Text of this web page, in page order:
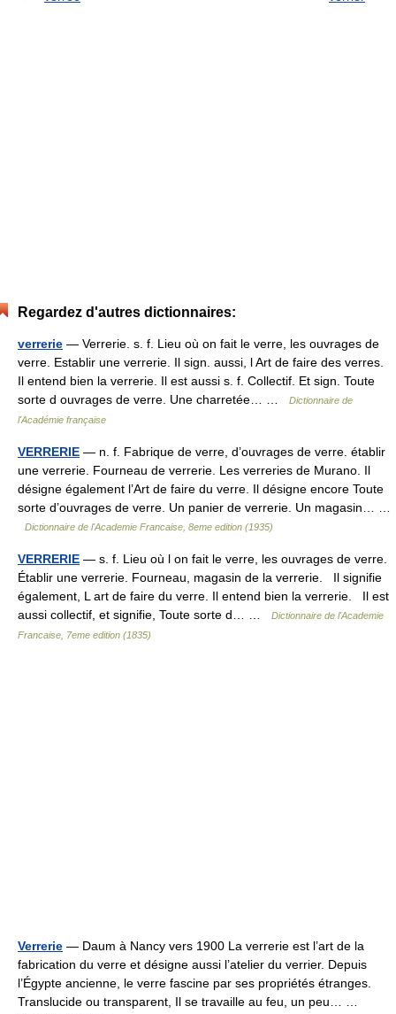
Regardez d'autres dictionnaires:
verrerie — Verrerie. s. f. Lieu où on fait le verre, les ouvrages de
verre. Establir une verrerie. Il sign. aussi, l Art de faire des verres.
Il entend bien la verrerie. Il est aussi s. f. Collectif. Et sign. Toute
sorte d ouvrages de verre. Une charretée… …
Dictionnaire de
l'Académie française
VERRERIE — n. f. Fabrique de verre, d’ouvrages de verre. établir
une verrerie. Fourneau de verrerie. Les verreries de Murano. Il
désigne également l’Art de faire du verre. Il désigne encore Toute
sorte d’ouvrages de verre. Un panier de verrerie. Un magasin… …
Dictionnaire de l'Academie Francaise, 8eme edition (1935)
VERRERIE — s. f. Lieu où l on fait le verre, les ouvrages de verre.
Établir une verrerie. Fourneau, magasin de la verrerie. Il signifie
également, L art de faire du verre. Il entend bien la verrerie. Il est
aussi collectif, et signifie, Toute sorte d… …
Dictionnaire de l'Academie
Francaise, 7eme edition (1835)
Verrerie — Daum à Nancy vers 1900 La verrerie est l’art de la
fabrication du verre et désigne aussi l’atelier du verrier. Depuis
l’Égypte ancienne, le verre fascine par ses propriétés étranges.
Translucide ou transparent, Il se travaille au feu, un peu… …